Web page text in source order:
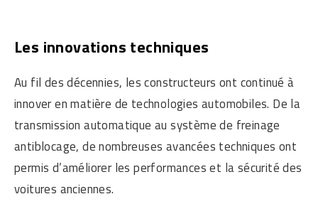
Les innovations techniques
Au fil des décennies, les constructeurs ont continué à
innover en matière de technologies automobiles. De la
transmission automatique au système de freinage
antiblocage, de nombreuses avancées techniques ont
permis d’améliorer les performances et la sécurité des
voitures anciennes.